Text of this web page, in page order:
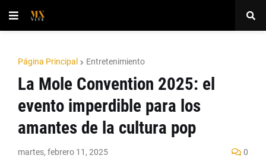
Página Principal Entretenimiento
La Mole Convention 2025: el
evento imperdible para los
amantes de la cultura pop
martes, febrero 11, 2025 0